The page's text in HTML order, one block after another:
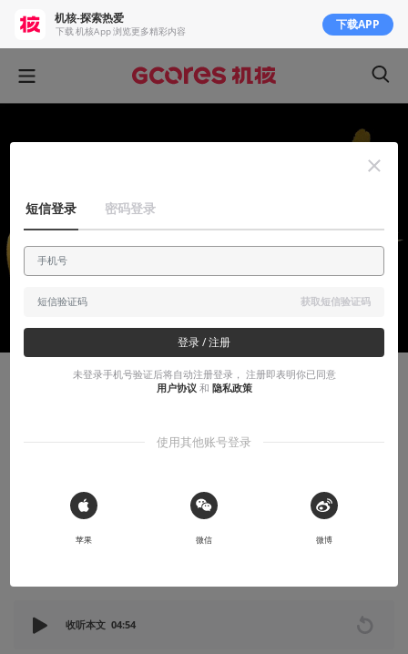
2021-12-10
收听本文 04:54
机核-探索热爱
下载 机核App 浏览更多精彩内容 下载APP
短信登录 密码登录
获取短信验证码
登录 / 注册
未登录手机号验证后将自动注册登录， 注册即表明你已同意
用户协议 和 隐私政策
使用其他账号登录
 Sign in with Apple
苹果 微信 微博